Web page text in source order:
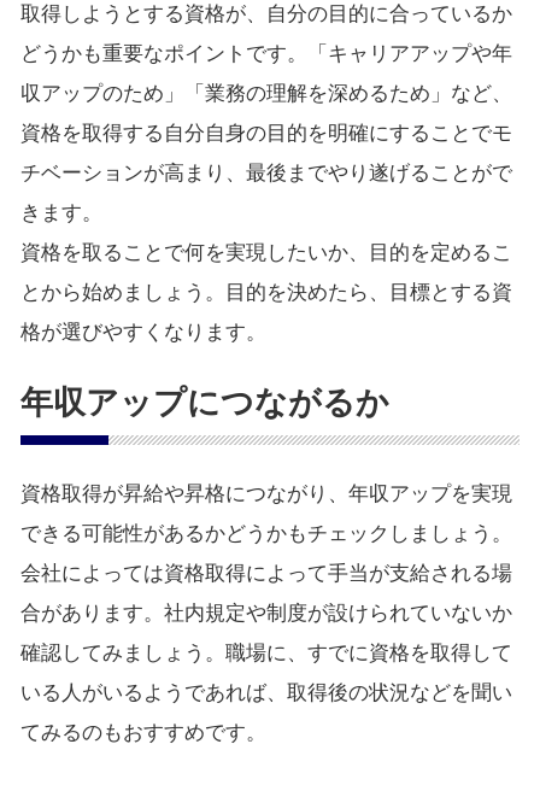
取得しようとする資格が、自分の目的に合っているか
どうかも重要なポイントです。「キャリアアップや年
収アップのため」「業務の理解を深めるため」など、
資格を取得する自分自身の目的を明確にすることでモ
チベーションが高まり、最後までやり遂げることがで
きます。
資格を取ることで何を実現したいか、目的を定めるこ
とから始めましょう。目的を決めたら、目標とする資
格が選びやすくなります。
年収アップにつながるか
資格取得が昇給や昇格につながり、年収アップを実現
できる可能性があるかどうかもチェックしましょう。
会社によっては資格取得によって手当が支給される場
合があります。社内規定や制度が設けられていないか
確認してみましょう。職場に、すでに資格を取得して
いる人がいるようであれば、取得後の状況などを聞い
てみるのもおすすめです。